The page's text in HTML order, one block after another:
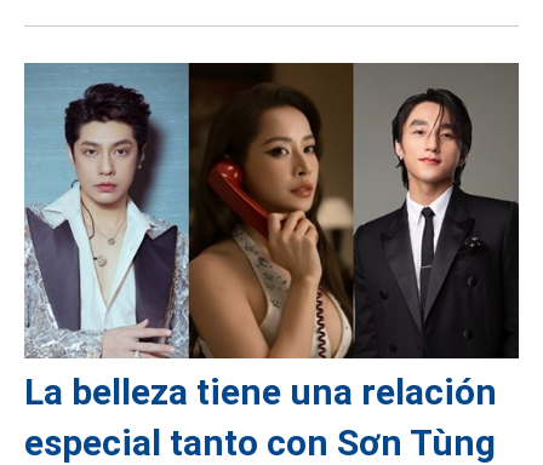
La belleza tiene una relación
especial tanto con Sơn Tùng